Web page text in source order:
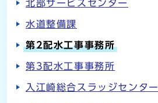
北部サービスセンター
水道整備課
第2配水工事事務所
第3配水工事事務所
入江崎総合スラッジセンター